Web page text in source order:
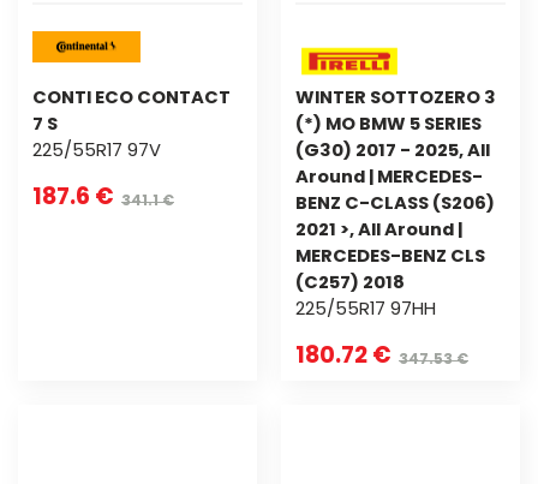
CONTI ECO CONTACT
7 S
225/55R17 97V
187.6 € 341.1 €
WINTER SOTTOZERO 3
(*) MO BMW 5 SERIES
(G30) 2017 - 2025, All
Around | MERCEDES-
BENZ C-CLASS (S206)
2021 >, All Around |
MERCEDES-BENZ CLS
(C257) 2018
225/55R17 97HH
180.72 € 347.53 €